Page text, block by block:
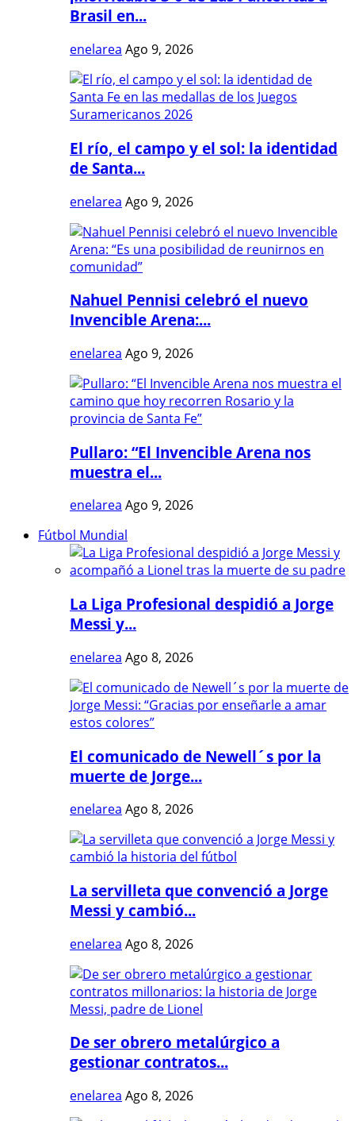
Brasil en...
enelarea Ago 9, 2026
El río, el campo y el sol: la identidad
de Santa...
enelarea Ago 9, 2026
Nahuel Pennisi celebró el nuevo
Invencible Arena:...
enelarea Ago 9, 2026
Pullaro: “El Invencible Arena nos
muestra el...
enelarea Ago 9, 2026
Fútbol Mundial
La Liga Profesional despidió a Jorge
Messi y...
enelarea Ago 8, 2026
El comunicado de Newell´s por la
muerte de Jorge...
enelarea Ago 8, 2026
La servilleta que convenció a Jorge
Messi y cambió...
enelarea Ago 8, 2026
De ser obrero metalúrgico a
gestionar contratos...
enelarea Ago 8, 2026